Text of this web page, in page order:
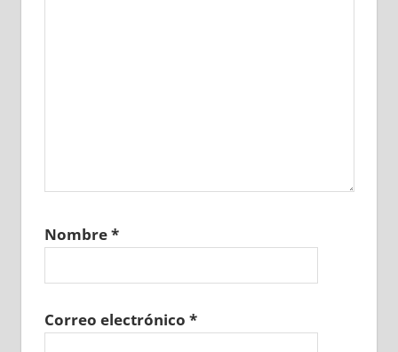
Nombre*
Correo electrónico *